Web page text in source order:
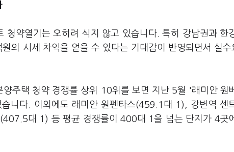
청약열기는 오히려 식지 않고 있습니다. 특히 강남권과 한
의 시세 차익을 얻을 수 있다는 기대감이 반영되면서 실수
주택 청약 경쟁률 상위 10위를 보면 지난 5월 '래미안 원
니다. 이외에도 래미안 원펜타스(459.1대 1), 강변역 센
대 1) 등 평균 경쟁률이 400대 1을 넘는 단지가 4곳